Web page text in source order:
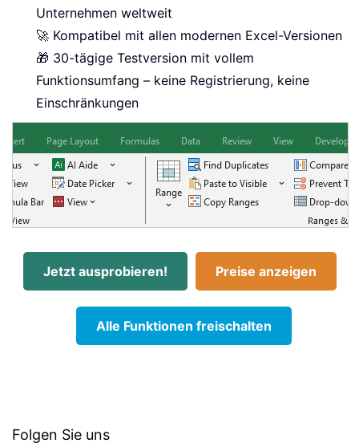
Unternehmen weltweit
🚀 Kompatibel mit allen modernen Excel-Versionen
🎁 30-tägige Testversion mit vollem
Funktionsumfang – keine Registrierung, keine
Einschränkungen
Jetzt ausprobieren! Preise anzeigen
Alle Funktionen freischalten
Folgen Sie uns